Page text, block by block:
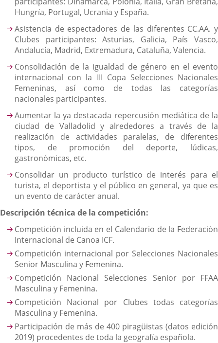
Hungría, Portugal, Ucrania y España.
Asistencia de espectadores de las diferentes CC.AA. y
Clubes participantes: Asturias, Galicia, País Vasco,
Andalucía, Madrid, Extremadura, Cataluña, Valencia.
Consolidación de la igualdad de género en el evento
internacional con la III Copa Selecciones Nacionales
Femeninas, así como de todas las categorías
nacionales participantes.
Aumentar la ya destacada repercusión mediática de la
ciudad de Valladolid y alrededores a través de la
realización de actividades paralelas, de diferentes
tipos, de promoción del deporte, lúdicas,
gastronómicas, etc.
Consolidar un producto turístico de interés para el
turista, el deportista y el público en general, ya que es
un evento de carácter anual.
Descripción técnica de la competición:
Competición incluida en el Calendario de la Federación
Internacional de Canoa ICF.
Competición internacional por Selecciones Nacionales
Senior Masculina y Femenina.
Competición Nacional Selecciones Senior por FFAA
Masculina y Femenina.
Competición Nacional por Clubes todas categorías
Masculina y Femenina.
Participación de más de 400 piragüistas (datos edición
2019) procedentes de toda la geografía española.